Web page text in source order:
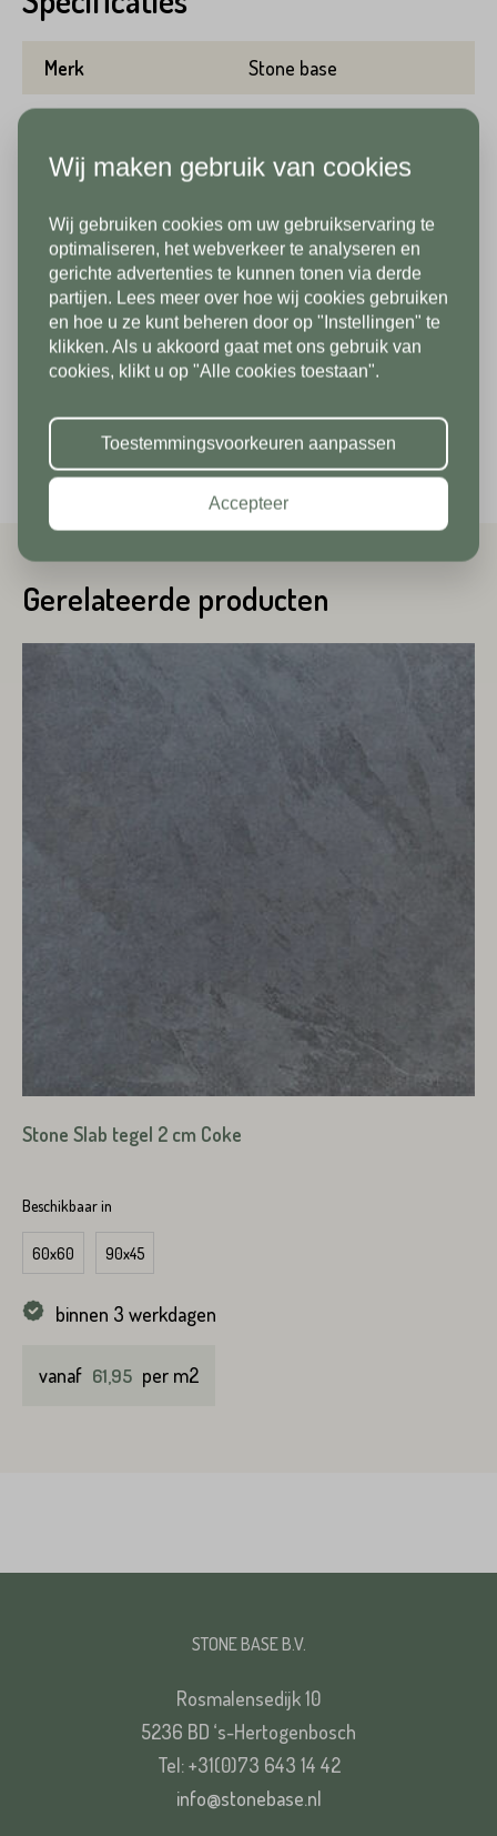
Merk Stone base
Aantal per m2 1.78
Lengte 75 cm
Breedte 75 cm
Dikte/hoogte 2 cm
Per verpakking 23.625 m2
Gerelateerde producten
Stone Slab tegel 2 cm Coke
Beschikbaar in
60x60 90x45
binnen 3 werkdagen
vanaf 61,95 per m2
Achternaam*
Telefoonnummer*
Land*
Toevoeging
Plaats*
VERSTUREN
Telefoonnummer*
Land*
Nederland
Postcode*
STONE BASE B.V.
Rosmalensedijk 10
5236 BD ‘s-Hertogenbosch
Tel: +31(0)73 643 14 42
info@stonebase.nl
In verband met onze
vakantiesluiting zijn wij vanaf 1/8
tot en met 9/8 gesloten. Vanaf
10/8 zien we jullie graag weer bij
ons in de showroom. Fijne
vakantie!
Wij maken gebruik van cookies
Wij gebruiken cookies om uw gebruikservaring te
optimaliseren, het webverkeer te analyseren en
gerichte advertenties te kunnen tonen via derde
partijen. Lees meer over hoe wij cookies gebruiken
en hoe u ze kunt beheren door op "Instellingen" te
klikken. Als u akkoord gaat met ons gebruik van
cookies, klikt u op "Alle cookies toestaan".
Toestemmingsvoorkeuren aanpassen
Accepteer